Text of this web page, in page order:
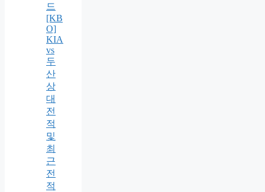
드
[KB
O]
KIA
vs
두
산
상
대
전
적
및
최
근
전
적